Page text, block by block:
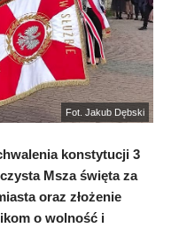
Fot. Jakub Dębski
konstytucji 3
Msza święta za
oraz złożenie
o wolność i